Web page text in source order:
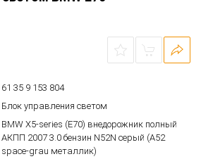
61 35 9 153 804
Блок управления светом
BMW X5-series (E70) внедорожник полный
АКПП 2007 3.0 бензин N52N серый (A52
space-grau металлик)